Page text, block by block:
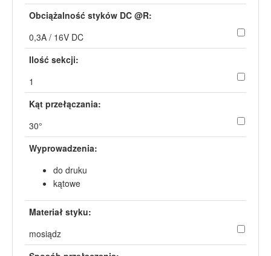
Obciążalność styków DC @R:
0,3A / 16V DC
Ilość sekcji:
1
Kąt przełączania:
30°
Wyprowadzenia:
do druku
kątowe
Materiał styku:
mosiądz